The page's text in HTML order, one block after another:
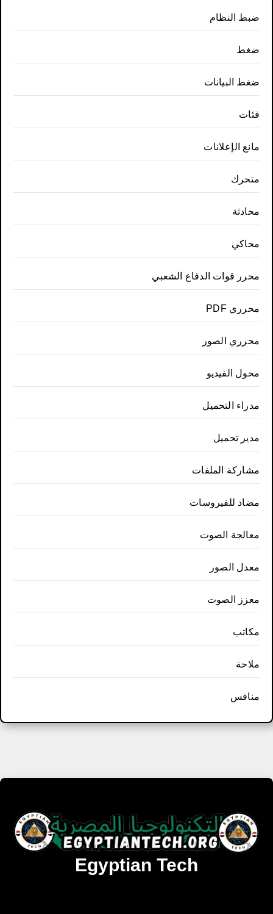
ضبط النظام
ضغط
ضغط البيانات
فئات
مانع الإعلانات
متحرك
محادثة
محاكي
محرر قوات الدفاع الشعبي
محرري PDF
محرري الصور
محول الفيديو
مدراء التحميل
مدير تحميل
مشاركة الملفات
مضاد للفيروسات
معالجة الصوت
معدل الصور
معزز الصوت
مكاتب
ملاحة
منافس
Egyptian Tech